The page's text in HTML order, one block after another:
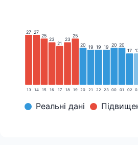
27
13
27
14
25
15
23
16
21
17
23
18
25
19
20
20
19
21
19
22
19
23
20
00
20
01
17
02
Реальні дані